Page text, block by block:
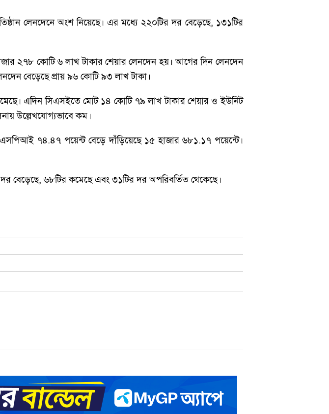
লেনদেনে অংশ নিয়েছে। এর মধ্যে ২২০টির দর বেড়েছে, ১৩১টির
২৭৮ কোটি ৬ লাখ টাকার শেয়ার লেনদেন হয়। আগের দিন লেনদেন
বেড়েছে প্রায় ৯৬ কোটি ৯৩ লাখ টাকা।
এদিন সিএসইতে মোট ১৪ কোটি ৭৯ লাখ টাকার শেয়ার ও ইউনিট
উল্লেখযোগ্যভাবে কম।
৭৪.৪৭ পয়েন্ট বেড়ে দাঁড়িয়েছে ১৫ হাজার ৬৮১.১৭ পয়েন্টে।
বেড়েছে, ৬৮টির কমেছে এবং ৩১টির দর অপরিবর্তিত থেকেছে।